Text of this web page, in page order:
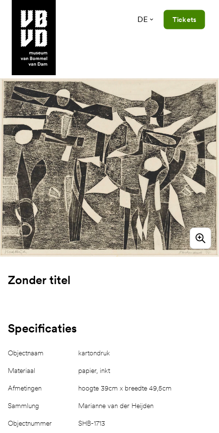
museum van Bommel van Dam
DE Tickets
Zonder titel
Specificaties
Objectnaam kartondruk
Materiaal papier, inkt
Afmetingen hoogte 39cm x breedte 49,5cm
Sammlung Marianne van der Heijden
Objectnummer SHB-1713